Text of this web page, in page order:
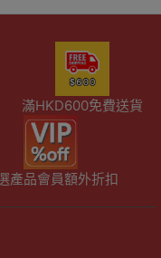
滿HKD600免費送貨
產品會員額外折扣